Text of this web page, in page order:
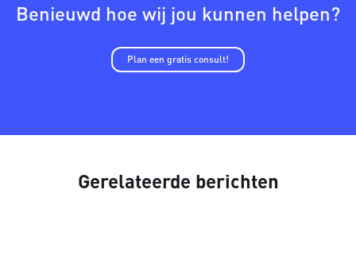
Benieuwd hoe wij jou kunnen helpen?
Plan een gratis consult!
Gerelateerde berichten